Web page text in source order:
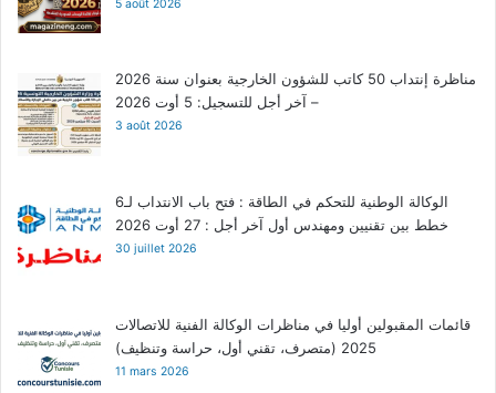
5 août 2026
مناظرة إنتداب 50 كاتب للشؤون الخارجية بعنوان سنة 2026
– آخر أجل للتسجيل: 5 أوت 2026
3 août 2026
الوكالة الوطنية للتحكم في الطاقة : فتح باب الانتداب لـ6
خطط بين تقنيين ومهندس أول آخر أجل : 27 أوت 2026
30 juillet 2026
قائمات المقبولين أوليا في مناظرات الوكالة الفنية للاتصالات
2025 (متصرف، تقني أول، حراسة وتنظيف)
11 mars 2026